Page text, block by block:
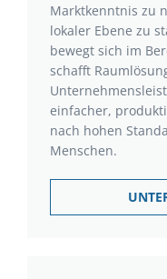
Marktkenntnis zu
lokaler Ebene zu
bewegt sich im
schafft
einfacher,
nach hohen
Menschen.